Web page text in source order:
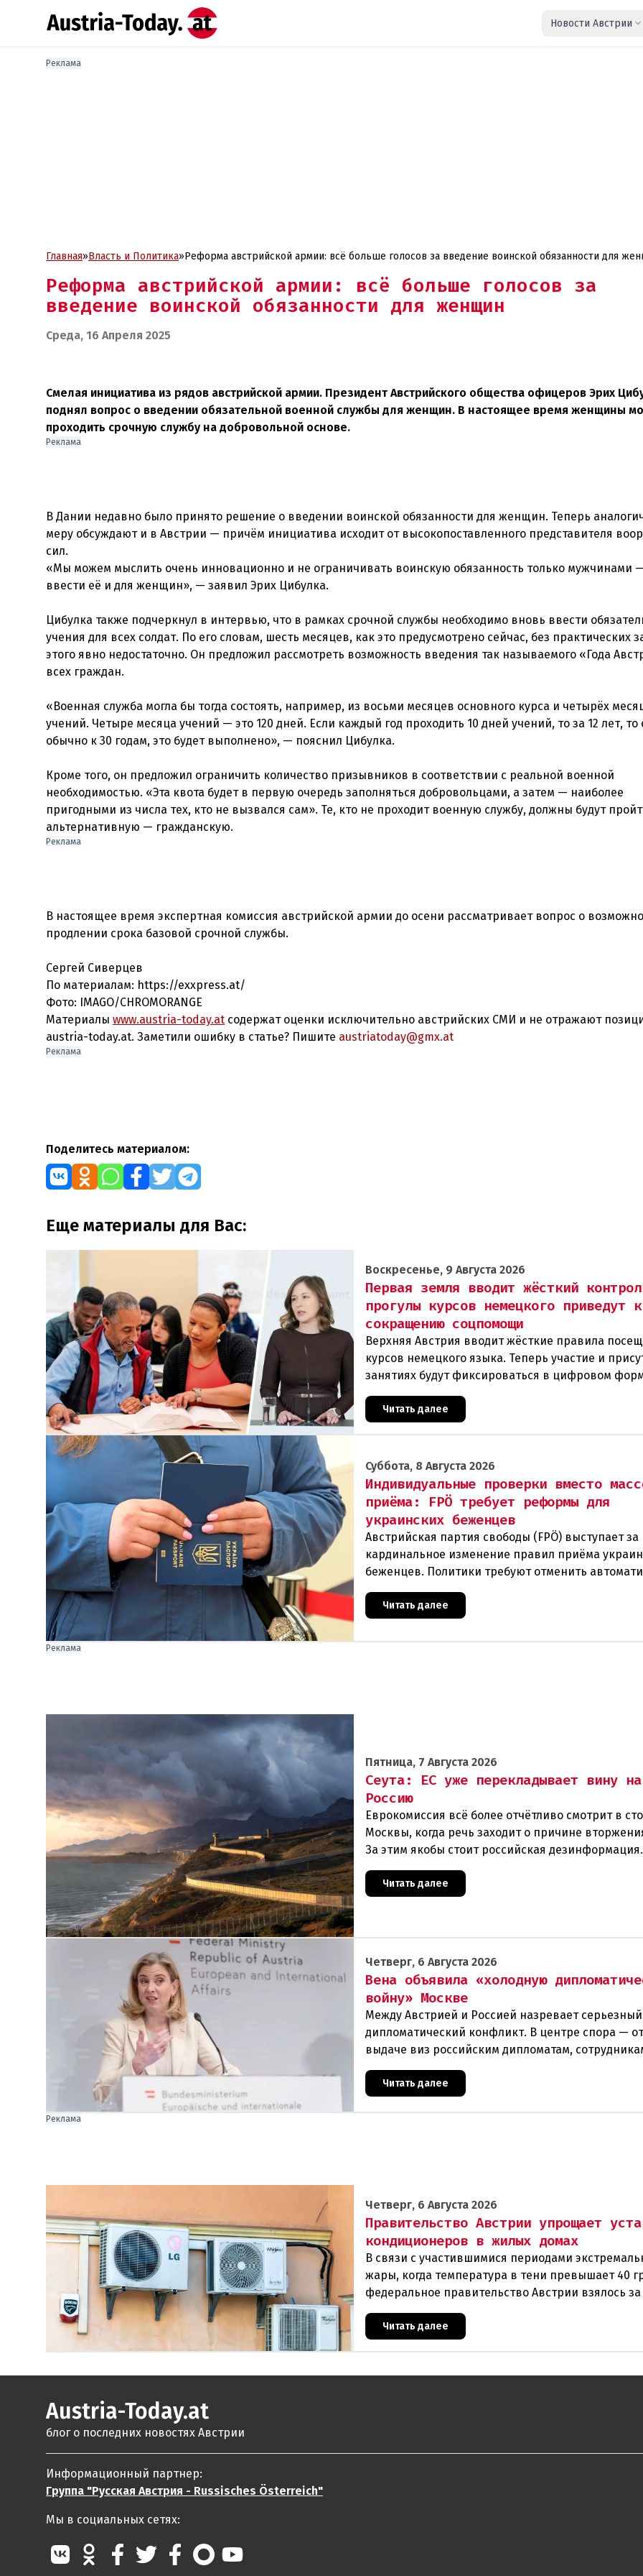
Новости Австрии
Реклама
Главная»Власть и Политика»Реформа австрийской армии: всё больше голосов за введение воинской обязанности для
Реформа австрийской армии: всё больше голосов за
введение воинской обязанности для женщин
Среда, 16 Апреля 2025
Смелая инициатива из рядов австрийской армии. Президент Австрийского общества офицеров Эрих
поднял вопрос о введении обязательной военной службы для женщин. В настоящее время женщины
проходить срочную службу на добровольной основе.
Реклама
В Дании недавно было принято решение о введении воинской обязанности для женщин. Теперь
меру обсуждают и в Австрии — причём инициатива исходит от высокопоставленного представителя
сил.
«Мы можем мыслить очень инновационно и не ограничивать воинскую обязанность только мужчинами —
ввести её и для женщин», — заявил Эрих Цибулка.
Цибулка также подчеркнул в интервью, что в рамках срочной службы необходимо вновь ввести
учения для всех солдат. По его словам, шесть месяцев, как это предусмотрено сейчас, без практических
этого явно недостаточно. Он предложил рассмотреть возможность введения так называемого «Года
всех граждан.
«Военная служба могла бы тогда состоять, например, из восьми месяцев основного курса и четырёх
учений. Четыре месяца учений — это 120 дней. Если каждый год проходить 10 дней учений, то за 12 лет, то
обычно к 30 годам, это будет выполнено», — пояснил Цибулка.
Кроме того, он предложил ограничить количество призывников в соответствии с реальной военной
необходимостью. «Эта квота будет в первую очередь заполняться добровольцами, а затем — наиболее
пригодными из числа тех, кто не вызвался сам». Те, кто не проходит военную службу, должны будут
альтернативную — гражданскую.
Реклама
В настоящее время экспертная комиссия австрийской армии до осени рассматривает вопрос о
продлении срока базовой срочной службы.
Сергей Сиверцев
По материалам: https://exxpress.at/
Фото: IMAGO/CHROMORANGE
Материалы www.austria-today.at содержат оценки исключительно австрийских СМИ и не отражают
austria-today.at. Заметили ошибку в статье? Пишите austriatoday@gmx.at
Реклама
Поделитесь материалом:
Еще материалы для Вас:
Воскресенье, 9 Августа 2026
Первая земля вводит жёсткий
прогулы курсов немецкого приведут к
сокращению соцпомощи
Верхняя Австрия вводит жёсткие правила
курсов немецкого языка. Теперь участие и
занятиях будут фиксироваться в цифровом
ежедневно. Те, кто без уважительной причины
Читать далее
Суббота, 8 Августа 2026
Индивидуальные проверки вместо
приёма: FPÖ требует реформы для
украинских беженцев
Австрийская партия свободы (FPÖ) выступает за
кардинальное изменение правил приёма
беженцев. Политики требуют отменить
предоставление убежища и ввести
проверки
Читать далее
Реклама
Пятница, 7 Августа 2026
Сеута: ЕС уже перекладывает вину на
Россию
Еврокомиссия всё более отчётливо смотрит в
Москвы, когда речь заходит о причине
За этим якобы стоит российская
течение нескольких дней около 72 000 человек п
Читать далее
Четверг, 6 Августа 2026
Вена объявила «холодную
войну» Москве
Между Австрией и Россией назревает серьезный
дипломатический конфликт. В центре спора —
выдаче виз российским дипломатам,
посольства и работникам международных
которые
Читать далее
Реклама
Четверг, 6 Августа 2026
Правительство Австрии упрощает
кондиционеров в жилых домах
В связи с участившимися периодами
жары, когда температура в тени превышает 40
федеральное правительство Австрии взялось за
проблемы перегрева жилых помещений. В среду н
Читать далее
Austria-Today.at
блог о последних новостях Австрии
Информационный партнер:
Группа "Русская Австрия - Russisches Österreich"
Мы в социальных сетях: